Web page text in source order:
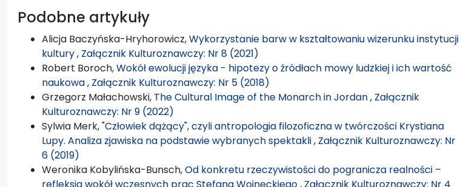
Podobne artykuły
Alicja Baczyńska-Hryhorowicz,Wykorzystanie barw w kształtowaniu wizerunku instytucji
kultury, Załącznik Kulturoznawczy: Nr 8 (2021)
Robert Boroch,Wokół ewolucji języka - hipotezy o źródłach mowy ludzkiej i ich wartość
naukowa, Załącznik Kulturoznawczy: Nr 5 (2018)
Grzegorz Małachowski, The Cultural Image of the Monarch in Jordan, Załącznik
Kulturoznawczy: Nr 9 (2022)
Sylwia Merk,"Człowiek dążący", czyli antropologia filozoficzna w twórczości Krystiana
Lupy. Analiza zjawiska na podstawie wybranych spektakli, Załącznik Kulturoznawczy: Nr
6 (2019)
Weronika Kobylińska-Bunsch,Od konkretu rzeczywistości do pogranicza realności –